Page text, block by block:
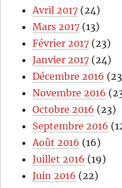
Avril 2017 (24)
Mars 2017 (13)
Février 2017 (23)
Janvier 2017 (24)
Décembre 2016
Novembre 2016
Octobre 2016 (23)
Septembre 2016
Août 2016 (16)
Juillet 2016 (19)
Juin 2016 (22)